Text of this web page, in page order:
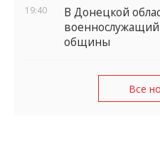
19:40
В Донецкой
общины
Все